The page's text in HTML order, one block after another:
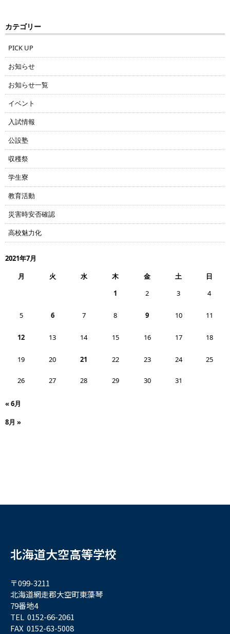
カテゴリー
PICK UP
お知らせ
お知らせ一覧
イベント
入試情報
公設塾
収穫祭
学生寮
教育活動
災害時安否確認
高校魅力化
2021年7月
月
火 水 木 金 土
日
1
2 3 4
5 6 7 8 9 10 11
12 13 14 15 16 17 18
19 20 21 22 23 24 25
26 27 28 29 30 31
« 6月
8月 »
北海道大空高等学校
〒099-3211
北海道網走郡大空町東藻琴
79番地4
TEL 0152-66-2061
FAX 0152-63-5008